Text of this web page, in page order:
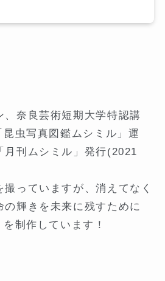
、奈良芸術短期大学特認講
虫写真図鑑ムシミル」運
月刊ムシミル」発行(2021
っていますが、消えてなく
の輝きを未来に残すために
制作しています！